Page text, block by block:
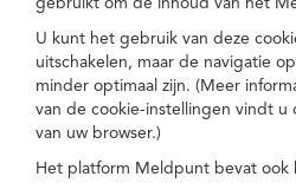
gebruikt om de inhoud van het
U kunt het gebruik van deze
uitschakelen, maar de navigatie
minder optimaal zijn. (Meer
van de cookie-instellingen vindt u
van uw browser.)
Het platform Meldpunt bevat ook